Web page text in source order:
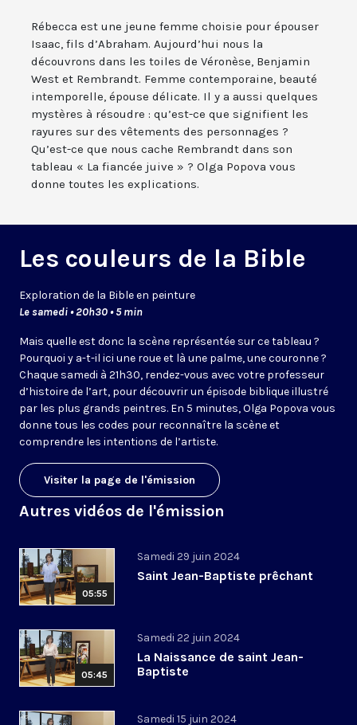
Rébecca est une jeune femme choisie pour épouser
Isaac, fils d’Abraham. Aujourd’hui nous la
découvrons dans les toiles de Véronèse, Benjamin
West et Rembrandt. Femme contemporaine, beauté
intemporelle, épouse délicate. Il y a aussi quelques
mystères à résoudre : qu’est-ce que signifient les
rayures sur des vêtements des personnages ?
Qu’est-ce que nous cache Rembrandt dans son
tableau « La fiancée juive » ? Olga Popova vous
donne toutes les explications.
Les couleurs de la Bible
Exploration de la Bible en peinture
Le samedi • 20h30 • 5 min
Mais quelle est donc la scène représentée sur ce tableau ?
Pourquoi y a-t-il ici une roue et là une palme, une couronne ?
Chaque samedi à 21h30, rendez-vous avec votre professeur
d’histoire de l’art, pour découvrir un épisode biblique illustré
par les plus grands peintres. En 5 minutes, Olga Popova vous
donne tous les codes pour reconnaître la scène et
comprendre les intentions de l’artiste.
Visiter la page de l'émission
Autres vidéos de l'émission
05:55
Samedi 29 juin 2024
Saint Jean-Baptiste prêchant
05:45
Samedi 22 juin 2024
La Naissance de saint Jean-
Baptiste
Samedi 15 juin 2024